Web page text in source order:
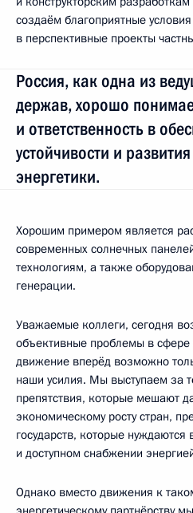
создаём благоприятные
в перспективные проекты
Россия, как одна из
держав, хорошо
и ответственность в
устойчивости и
энергетики.
Хорошим примером является
современных солнечных
технологиям, а также
генерации.
Уважаемые коллеги, сегодня
объективные проблемы в сфере
движение вперёд возможно
наши усилия. Мы выступаем за
препятствия, которые мешают
экономическому росту стран,
государств, которые нуждаются
и доступном снабжении
Однако вместо движения к